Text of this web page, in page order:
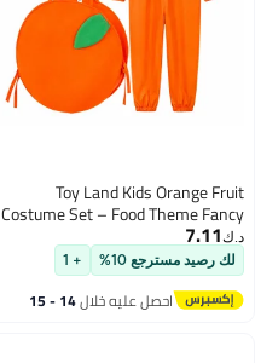
Toy Land Kids Orange Fruit
Costume Set – Food Theme Fancy
Dress Outfit for Boys & Girls of
age 8 to 9 years
د.ك‏7.11
لك رصيد مسترجع 10% + 1
احصل عليه خلال 14 - 15